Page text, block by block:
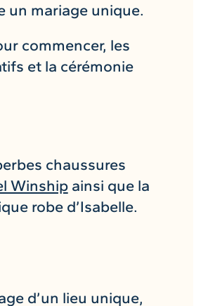
un mariage unique.
commencer, les
et la cérémonie
chaussures
Winshipainsi que la
robe d’Isabelle.
d’un lieu unique,